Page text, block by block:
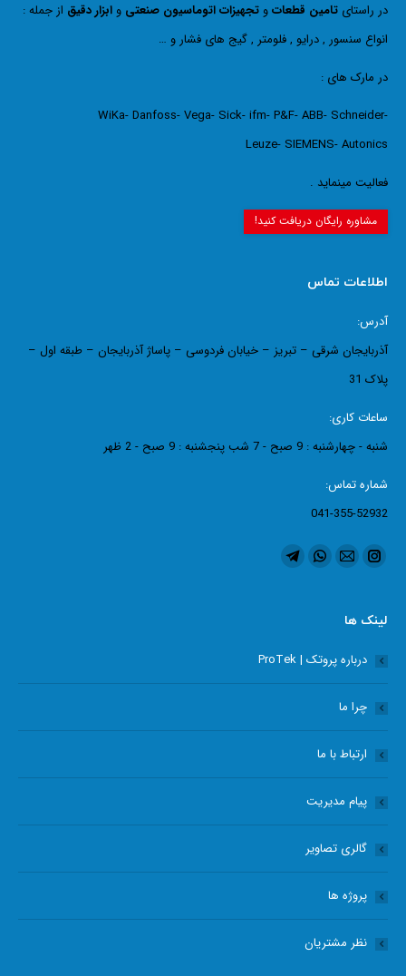
در راستای تامین قطعاتو تجهیزات اتوماسیون صنعتی و ابزار دقیق از جمله :
انواع سنسور , درایو , فلومتر , گیج های فشار و …
در مارک های :
WiKa- Danfoss- Vega- Sick- ifm- P&F- ABB- Schneider-
Leuze- SIEMENS- Autonics
فعالیت مینماید .
مشاوره رایگان دریافت کنید!
اطلاعات تماس
آدرس:
آذربایجان شرقی – تبریز – خیابان فردوسی – پاساژ آذربایجان – طبقه اول –
پلاک 31
ساعات کاری:
شنبه - چهارشنبه : 9 صبح - 7 شب پنجشنبه : 9 صبح - 2 ظهر
شماره تماس:
041-355-52932
ما را دنبال کنید در:
اینستاگرام
opens
new
window
ایمیل
opens
new
window
واتساپ
new
window
تلگرام
new
window
لینک ها
درباره پروتک | ProTek
چرا ما
ارتباط با ما
پیام مدیریت
گالری تصاویر
پروژه ها
نظر مشتریان